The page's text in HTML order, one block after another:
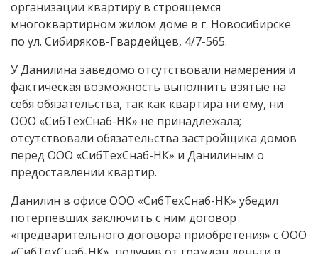
организации квартиру в строящемся
многоквартирном жилом доме в г. Новосибирске
по ул. Сибиряков-Гвардейцев, 4/7-565.
У Данилина заведомо отсутствовали намерения и
фактическая возможность выполнить взятые на
себя обязательства, так как квартира ни ему, ни
ООО «СибТехСнаб-НК» не принадлежала;
отсутствовали обязательства застройщика домов
перед ООО «СибТехСнаб-НК» и Данилиным о
предоставлении квартир.
Данилин в офисе ООО «СибТехСнаб-НК» убедил
потерпевших заключить с ним договор
«предварительного договора приобретения» с ООО